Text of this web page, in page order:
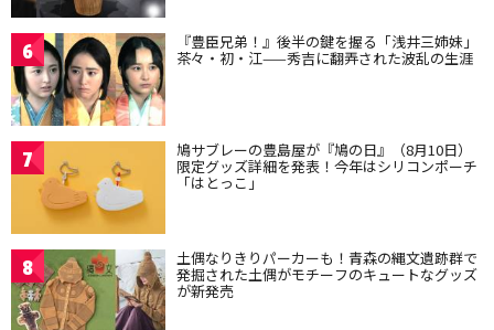
6 『豊臣兄弟！』後半の鍵を握る「浅井三姉妹」
茶々・初・江——秀吉に翻弄された波乱の生涯
7 鳩サブレーの豊島屋が『鳩の日』（8月10日）
限定グッズ詳細を発表！今年はシリコンポーチ
「はとっこ」
8 土偶なりきりパーカーも！青森の縄文遺跡群で
発掘された土偶がモチーフのキュートなグッズ
が新発売